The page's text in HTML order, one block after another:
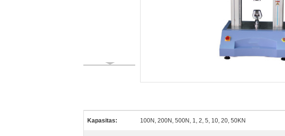
Kapasitas: 100N, 200N, 500N, 1, 2, 5, 10, 20, 50KN